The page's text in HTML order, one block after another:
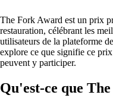
The Fork Award est un prix
restauration, célébrant les
utilisateurs de la plateforme
explore ce que signifie ce
peuvent y participer.
Qu'est-ce que